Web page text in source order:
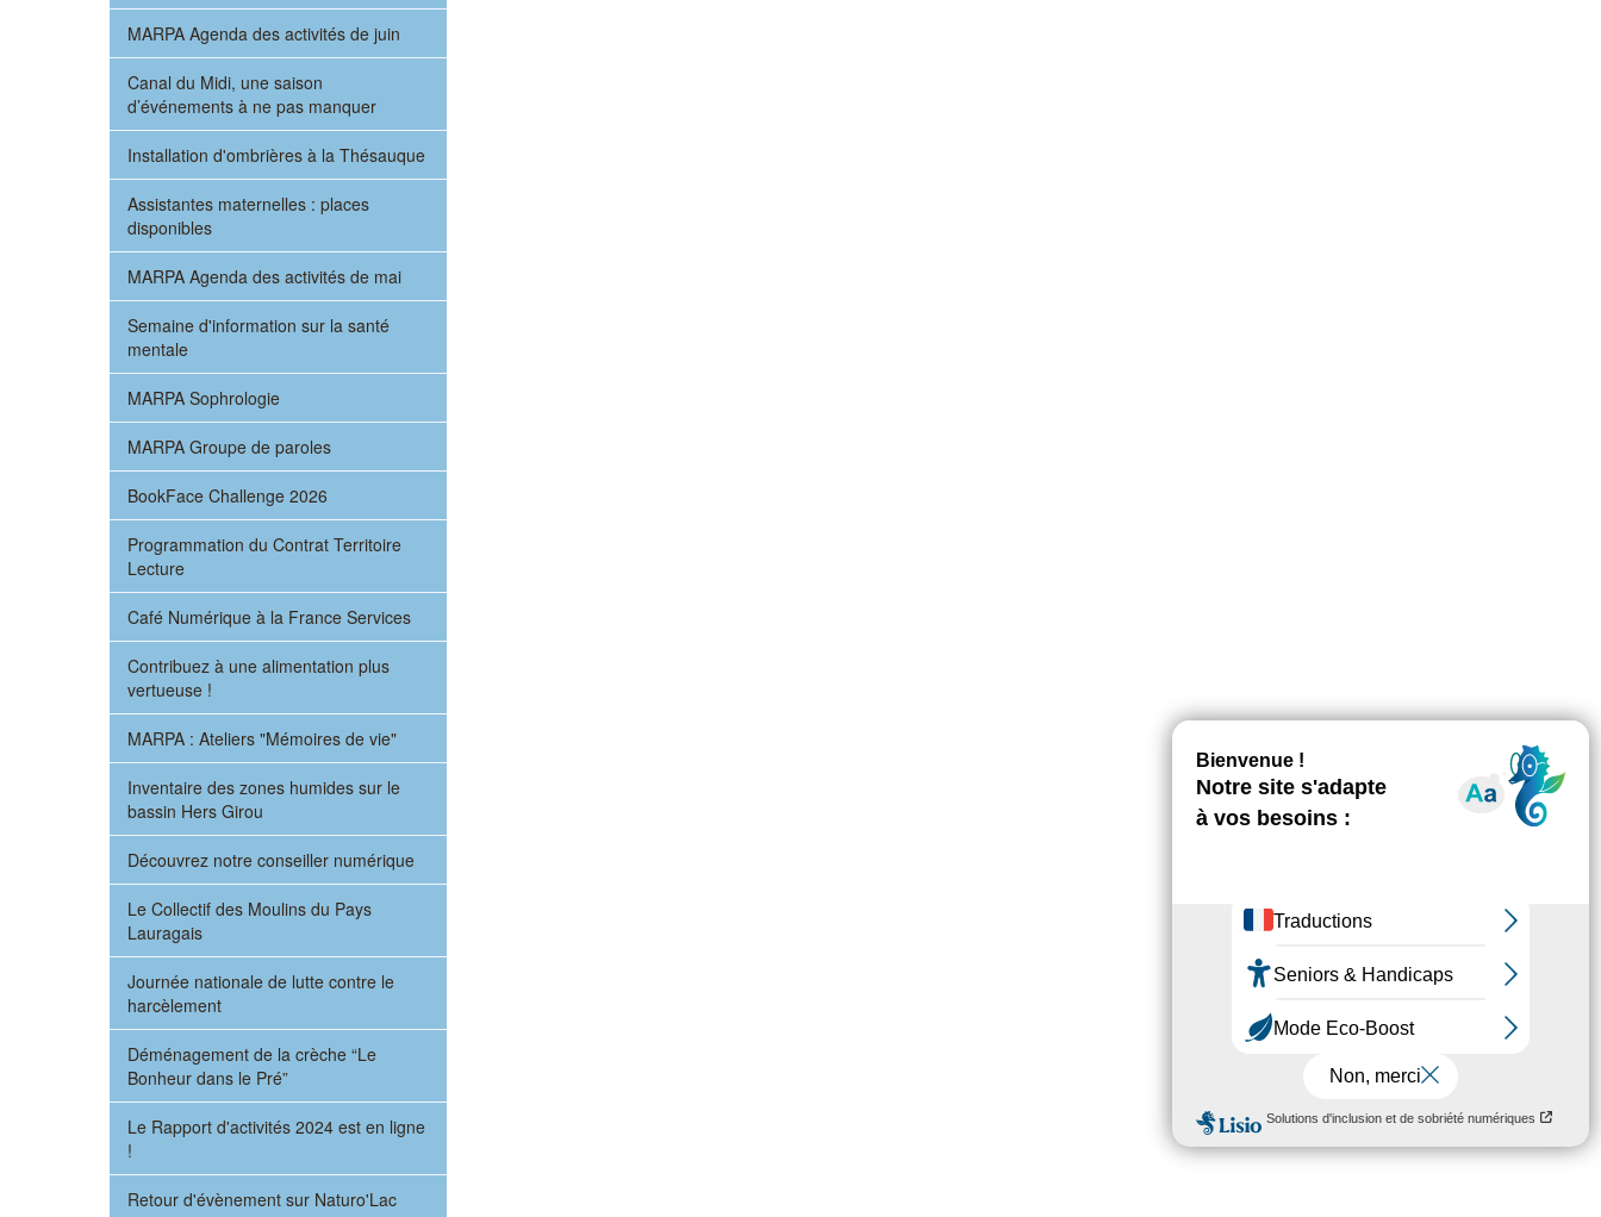
MARPA Agenda des activités de juin
Canal du Midi, une saison
d’événements à ne pas manquer
Installation d'ombrières à la Thésauque
Assistantes maternelles : places
disponibles
MARPA Agenda des activités de mai
Semaine d'information sur la santé
mentale
MARPA Sophrologie
MARPA Groupe de paroles
BookFace Challenge 2026
Programmation du Contrat Territoire
Lecture
Café Numérique à la France Services
Contribuez à une alimentation plus
vertueuse !
MARPA : Ateliers "Mémoires de vie"
Inventaire des zones humides sur le
bassin Hers Girou
Découvrez notre conseiller numérique
Le Collectif des Moulins du Pays
Lauragais
Journée nationale de lutte contre le
harcèlement
Déménagement de la crèche “Le
Bonheur dans le Pré”
Le Rapport d'activités 2024 est en ligne
!
Retour d'évènement sur Naturo'Lac